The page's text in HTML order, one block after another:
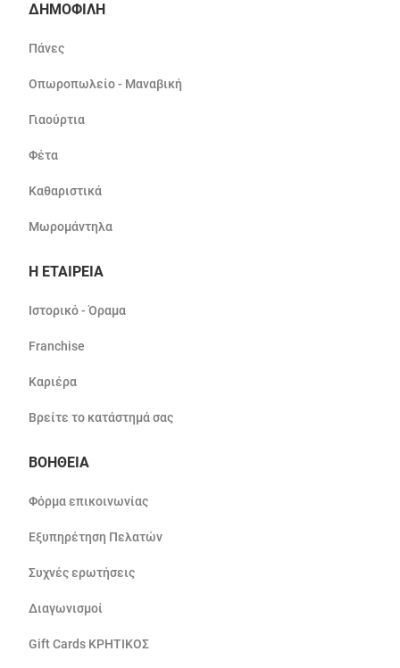
ΔΗΜΟΦΙΛΗ
Πάνες
Οπωροπωλείο - Μαναβική
Γιαούρτια
Φέτα
Καθαριστικά
Μωρομάντηλα
Η ΕΤΑΙΡΕΙΑ
Ιστορικό - Όραμα
Franchise
Καριέρα
Βρείτε το κατάστημά σας
ΒΟΗΘΕΙΑ
Φόρμα επικοινωνίας
Εξυπηρέτηση Πελατών
Συχνές ερωτήσεις
Διαγωνισμοί
Gift Cards ΚΡΗΤΙΚΟΣ